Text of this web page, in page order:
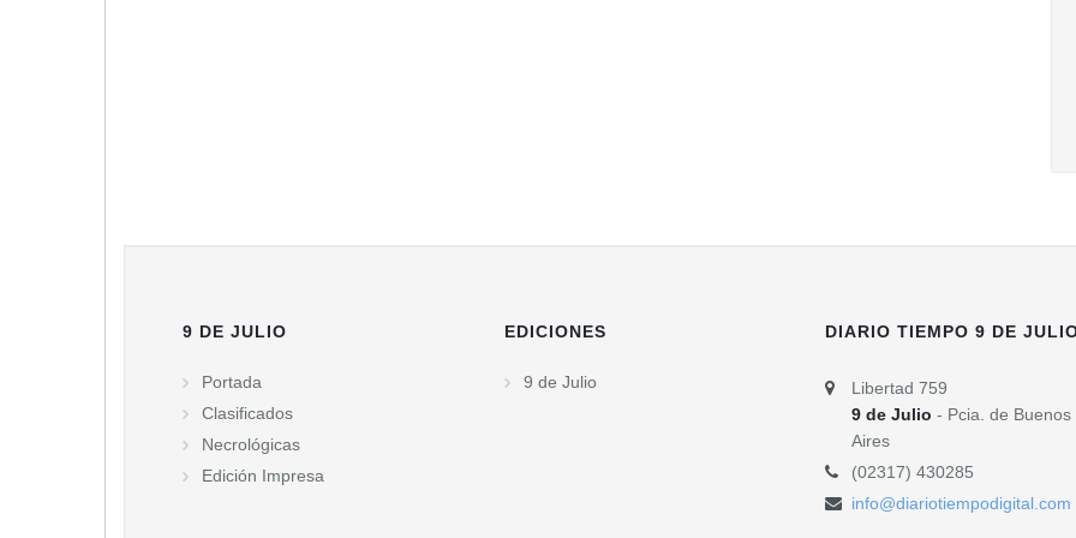
9 DE JULIO
Portada
Clasificados
Necrológicas
Edición Impresa
EDICIONES
9 de Julio
DIARIO TIEMPO 9 DE
Libertad 759
9 de Julio - Pcia. de Buenos
Aires
(02317) 430285
info@diariotiempodigital.com